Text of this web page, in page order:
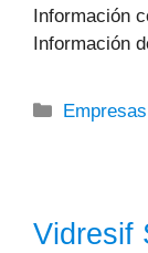
Información
Información
Categorías
Vidresif